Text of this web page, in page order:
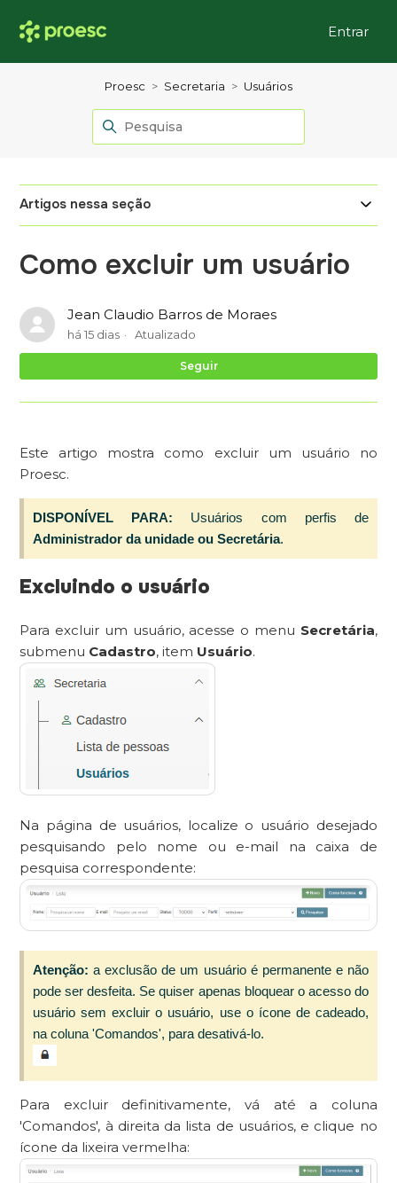
Entrar
Proesc Secretaria Usuários
Artigos nessa seção
Como excluir um usuário
Jean Claudio Barros de Moraes
há 15 dias Atualizado
Seguir
Este artigo mostra como excluir um usuário no
Proesc.
DISPONÍVEL PARA: Usuários com perfis de
Administrador da unidade ou Secretária.
Excluindo o usuário
Para excluir um usuário, acesse o menu Secretária,
submenu Cadastro, item Usuário.
Na página de usuários, localize o usuário desejado
pesquisando pelo nome ou e-mail na caixa de
pesquisa correspondente:
Atenção: a exclusão de um usuário é permanente e não
pode ser desfeita. Se quiser apenas bloquear o acesso do
usuário sem excluir o usuário, use o ícone de cadeado,
na coluna 'Comandos', para desativá-lo.
Para excluir definitivamente, vá até a coluna
'Comandos', à direita da lista de usuários, e clique no
ícone da lixeira vermelha: